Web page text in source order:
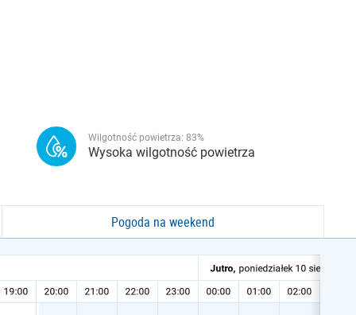
Wilgotność powietrza: 83%
Wysoka wilgotność powietrza
Pogoda na weekend